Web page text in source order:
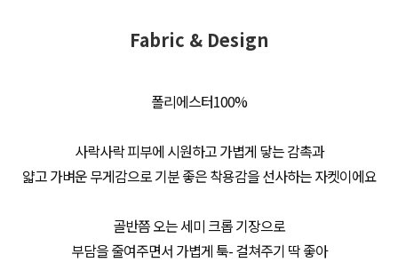
Fabric & Design
폴리에스터100%
사락사락 피부에 시원하고 가볍게 닿는 감촉과
얇고 가벼운 무게감으로 기분 좋은 착용감을 선사하는 자켓이에요
골반쯤 오는 세미 크롭 기장으로
부담을 줄여주면서 가볍게 툭- 걸쳐주기 딱 좋아